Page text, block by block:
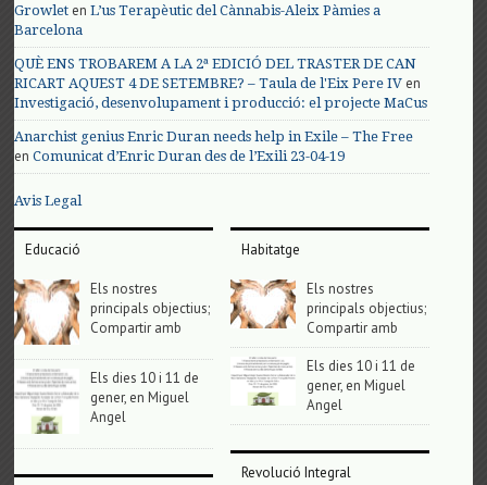
Growlet enL’us Terapèutic del Cànnabis-Aleix Pàmies a
Barcelona
QUÈ ENS TROBAREM A LA 2ª EDICIÓ DEL TRASTER DE CAN
RICART AQUEST 4 DE SETEMBRE? – Taula de l'Eix Pere IV en
Investigació, desenvolupament i producció: el projecte MaCus
Anarchist genius Enric Duran needs help in Exile – The Free
enComunicat d’Enric Duran des de l’Exili 23-04-19
Avis Legal
Educació
Els nostres
principals objectius;
Compartir amb
Els dies 10 i 11 de
gener, en Miguel
Angel
Habitatge
Els nostres
principals objectius;
Compartir amb
Els dies 10 i 11 de
gener, en Miguel
Angel
Revolució Integral